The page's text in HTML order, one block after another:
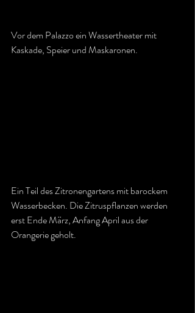
Vor dem Palazzo ein Wassertheater mit
Kaskade, Speier und Maskaronen.
Ein Teil des Zitronengartens mit barockem
Wasserbecken. Die Zitruspflanzen werden
erst Ende März, Anfang April aus der
Orangerie geholt.